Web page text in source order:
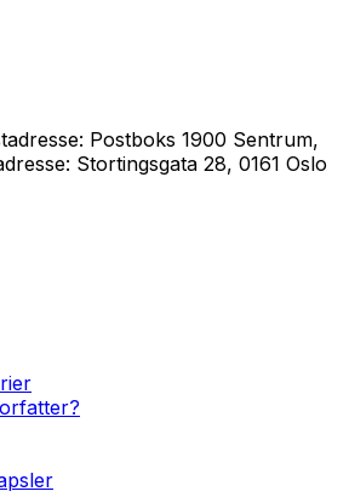
Postboks 1900 Sentrum,
Stortingsgata 28, 0161 Oslo